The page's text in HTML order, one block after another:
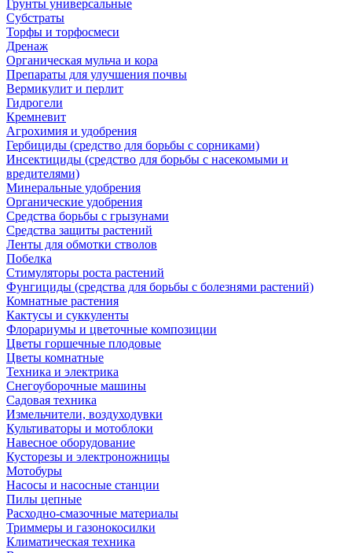
Грунты универсальные
Субстраты
Торфы и торфосмеси
Дренаж
Органическая мульча и кора
Препараты для улучшения почвы
Вермикулит и перлит
Гидрогели
Кремневит
Агрохимия и удобрения
Гербициды (средство для борьбы с сорниками)
Инсектициды (средство для борьбы с насекомыми и
вредителями)
Минеральные удобрения
Органические удобрения
Средства борьбы с грызунами
Средства защиты растений
Ленты для обмотки стволов
Побелка
Стимуляторы роста растений
Фунгициды (средства для борьбы с болезнями растений)
Комнатные растения
Кактусы и суккуленты
Флорариумы и цветочные композиции
Цветы горшечные плодовые
Цветы комнатные
Техника и электрика
Снегоуборочные машины
Садовая техника
Измельчители, воздуходувки
Культиваторы и мотоблоки
Навесное оборудование
Кусторезы и электроножницы
Мотобуры
Насосы и насосные станции
Пилы цепные
Расходно-смазочные материалы
Триммеры и газонокосилки
Климатическая техника